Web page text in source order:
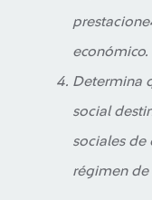
económico.
Determina
social
sociales de
régimen de